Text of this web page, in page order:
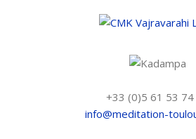
+33 (0)5 61 53
info@meditation-